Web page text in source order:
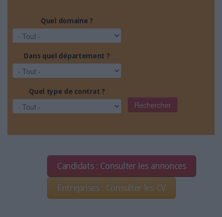
LES SUPPLÉMENTS
Quel domaine ?
Dans quel département ?
Quel type de contrat ?
Candidats : Consulter les annonces
Entreprises : Consulter les CV